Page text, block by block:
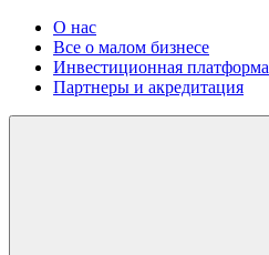
О нас
Все о малом бизнесе
Инвестиционная платформа
Партнеры и акредитация